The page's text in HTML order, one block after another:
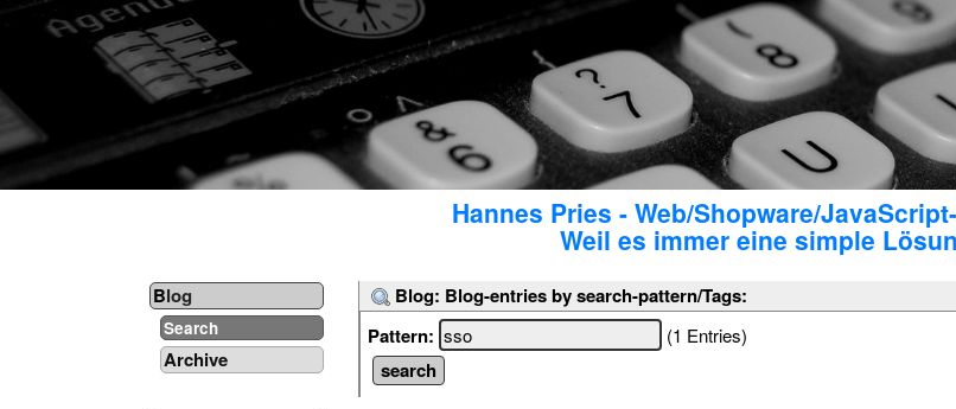
Hannes Pries - Web/Shopware/
Weil es immer eine simple
Blog
Search
Archive
Blog: Blog-entries by search-pattern/Tags:
Pattern:
(1 Entries)